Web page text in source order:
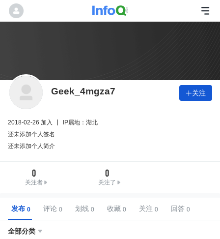
Geek_4mgza7 关注
2018-02-26 加入
IP属地：湖北
还未添加个人签名
还未添加个人简介
0
关注者
0
关注了
发布 评论 划线 收藏 关注 回答
全部分类 